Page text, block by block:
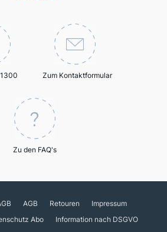
Zum Kontaktformular
Zu den FAQ's
AGB Retouren
Impressum
Abo
Information nach DSGVO